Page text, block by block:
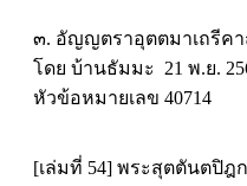
๓. อัญญตราอุตตมาเถรีคา
โดย บ้านธัมมะ 21 พ.ย.
หัวข้อหมายเลข 40714
[เล่มที่ 54] พระสุตตันตปิฎ